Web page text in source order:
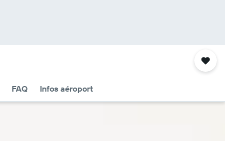
FAQ Infos aéroport